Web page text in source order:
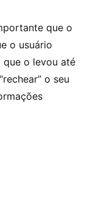
que o
o usuário
que o levou até
o seu